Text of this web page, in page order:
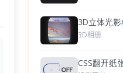
3D立体光
3D相册
CSS翻开纸